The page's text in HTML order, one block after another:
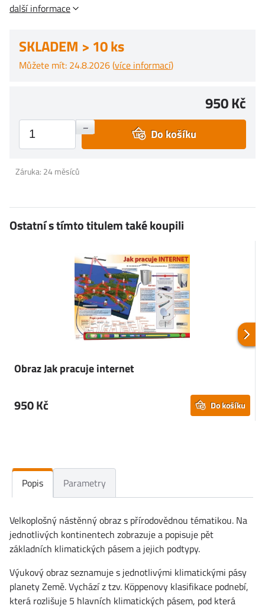
další informace
SKLADEM > 10 ks
Můžete mít: 24.8.2026 (více informací)
950 Kč
+
– Do košíku
Záruka: 24 měsíců
Ostatní s tímto titulem také koupili
Obraz Jak pracuje internet
950 Kč Do košíku
Popis Parametry
Velkoplošný nástěnný obraz s přírodovědnou tématikou. Na
jednotlivých kontinentech zobrazuje a popisuje pět
základních klimatických pásem a jejich podtypy.
Výukový obraz seznamuje s jednotlivými klimatickými pásy
planety Země. Vychází z tzv. Köppenovy klasifikace podnebí,
která rozlišuje 5 hlavních klimatických pásem, pod která